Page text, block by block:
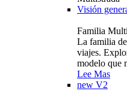
Visión
Familia
La familia
viajes.
modelo que
Lee Mas
new V2